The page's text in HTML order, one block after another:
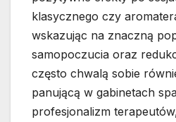
klasycznego czy
wskazując na znaczną
samopoczucia oraz
często chwalą sobie
panującą w gabinetach
profesjonalizm